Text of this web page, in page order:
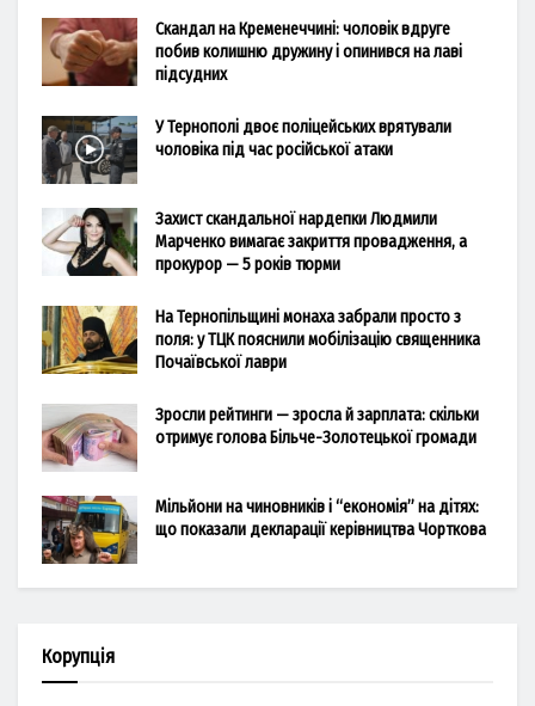
Скандал на Кременеччині: чоловік вдруге
побив колишню дружину і опинився на лаві
підсудних
У Тернополі двоє поліцейських врятували
чоловіка під час російської атаки
Захист скандальної нардепки Людмили
Марченко вимагає закриття провадження, а
прокурор — 5 років тюрми
На Тернопільщині монаха забрали просто з
поля: у ТЦК пояснили мобілізацію священника
Почаївської лаври
Зросли рейтинги — зросла й зарплата: скільки
отримує голова Більче-Золотецької громади
Мільйони на чиновників і “економія” на дітях:
що показали декларації керівництва Чорткова
Корупція